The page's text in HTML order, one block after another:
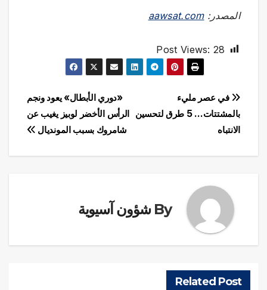
المصدر:aawsat.com
Post Views: 28
تصفّح
المقالات
«دوري الأبطال» يعود ونجم
الرأس الأخضر لوبيز يغيب عن
شامروك بسبب المونديال
في عصر مليء
بالمشتتات… 5 طرق لتحسين
الانتباه
By شؤون آسيوية
Related Post